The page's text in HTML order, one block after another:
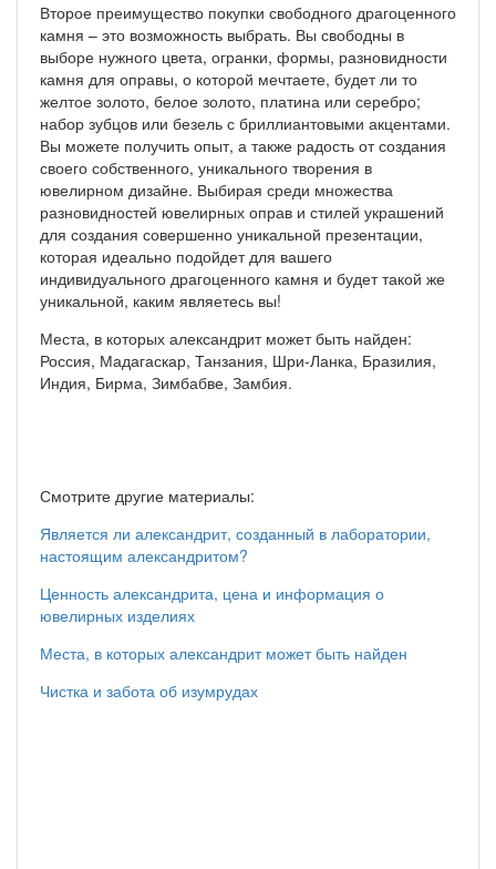
Второе преимущество покупки свободного драгоценного
камня – это возможность выбрать. Вы свободны в
выборе нужного цвета, огранки, формы, разновидности
камня для оправы, о которой мечтаете, будет ли то
желтое золото, белое золото, платина или серебро;
набор зубцов или безель с бриллиантовыми акцентами.
Вы можете получить опыт, а также радость от создания
своего собственного, уникального творения в
ювелирном дизайне. Выбирая среди множества
разновидностей ювелирных оправ и стилей украшений
для создания совершенно уникальной презентации,
которая идеально подойдет для вашего
индивидуального драгоценного камня и будет такой же
уникальной, каким являетесь вы!
Места, в которых александрит может быть найден:
Россия, Мадагаскар, Танзания, Шри-Ланка, Бразилия,
Индия, Бирма, Зимбабве, Замбия.
Смотрите другие материалы:
Является ли александрит, созданный в лаборатории,
настоящим александритом?
Ценность александрита, цена и информация о
ювелирных изделиях
Места, в которых александрит может быть найден
Чистка и забота об изумрудах